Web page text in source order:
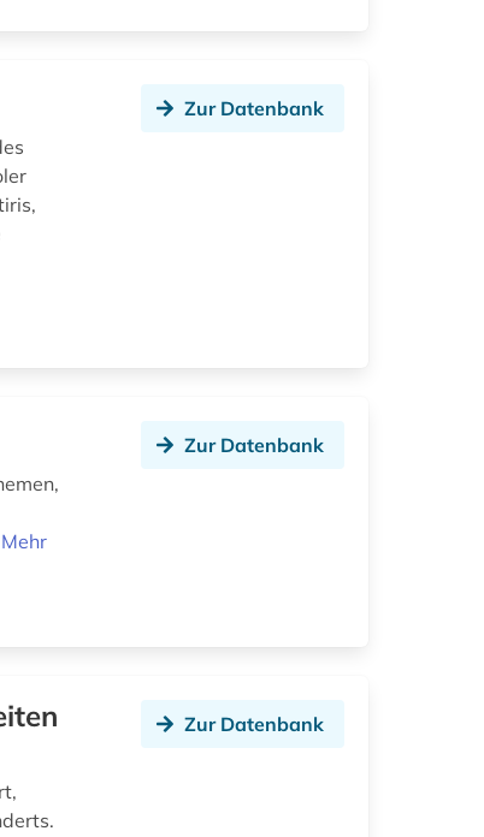
Zur Datenbank
Mehr
Zur Datenbank
Zur Datenbank